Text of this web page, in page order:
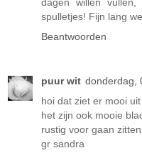
spulletjes! Fijn lang
Beantwoorden
puur wit donderdag,
hoi dat ziet er mooi uit
het zijn ook mooie
rustig voor gaan
gr sandra